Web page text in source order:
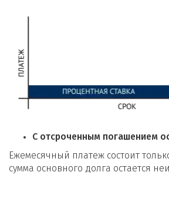
С отсроченным погашением
Ежемесячный платеж состоит
сумма основного долга остается